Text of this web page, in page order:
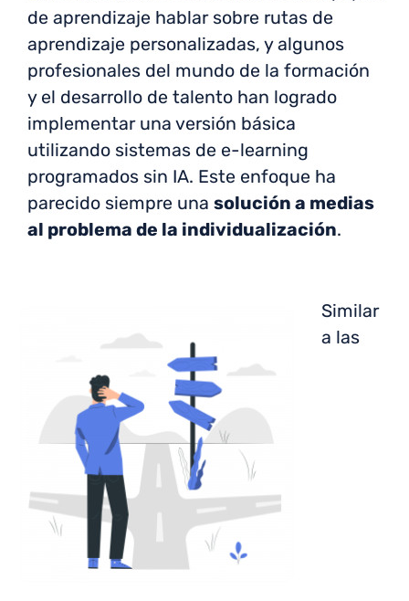
de aprendizaje hablar sobre rutas de
aprendizaje personalizadas, y algunos
profesionales del mundo de la formación
y el desarrollo de talento han logrado
implementar una versión básica
utilizando sistemas de e-learning
programados sin IA. Este enfoque ha
parecido siempre una solución a medias
al problema de la individualización.
Similar
a las